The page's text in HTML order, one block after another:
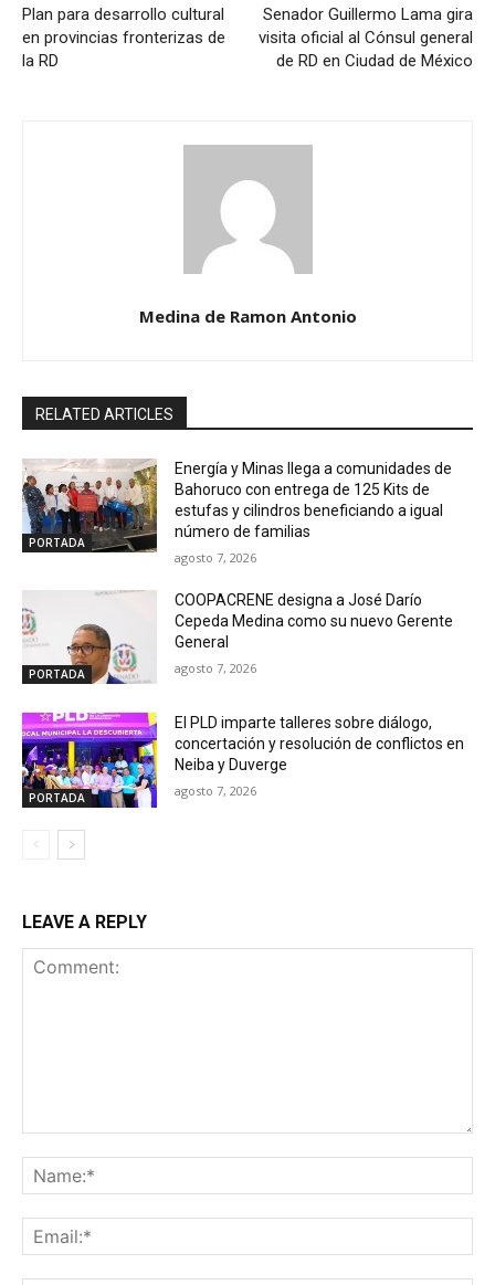
Plan para desarrollo cultural
en provincias fronterizas de
la RD
Senador Guillermo Lama gira
visita oficial al Cónsul general
de RD en Ciudad de México
Medina de Ramon Antonio
RELATED ARTICLES
PORTADA
Energía y Minas llega a comunidades de
Bahoruco con entrega de 125 Kits de
estufas y cilindros beneficiando a igual
número de familias
agosto 7, 2026
PORTADA
COOPACRENE designa a José Darío
Cepeda Medina como su nuevo Gerente
General
agosto 7, 2026
PORTADA
El PLD imparte talleres sobre diálogo,
concertación y resolución de conflictos en
Neiba y Duverge
agosto 7, 2026
LEAVE A REPLY